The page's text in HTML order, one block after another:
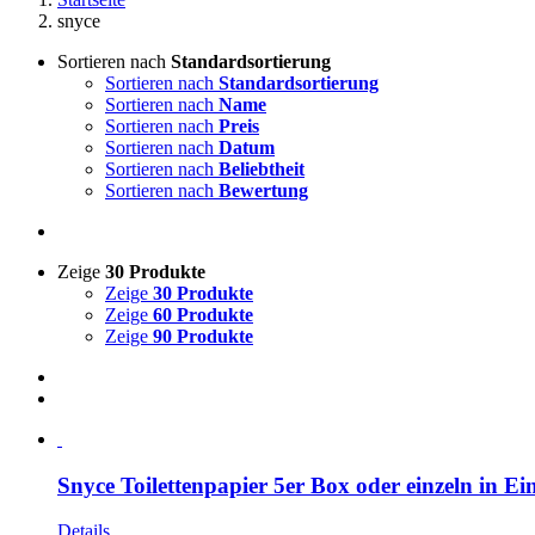
snyce
Sortieren nach Standardsortierung
Sortieren nach Standardsortierung
Sortieren nach Name
Sortieren nach Preis
Sortieren nach Datum
Sortieren nach Beliebtheit
Sortieren nach Bewertung
Zeige 30 Produkte
Zeige 30 Produkte
Zeige 60 Produkte
Zeige 90 Produkte
Snyce Toilettenpapier 5er Box oder einzeln in